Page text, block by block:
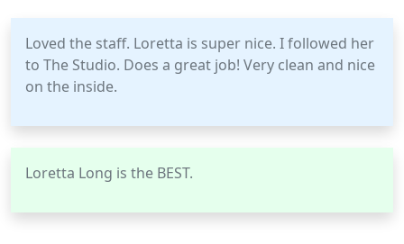
Loved the staff. Loretta is super nice. I followed her
to The Studio. Does a great job! Very clean and nice
on the inside.
Loretta Long is the BEST.